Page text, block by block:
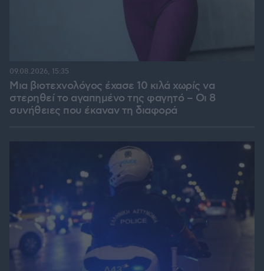
Μια βιοτεχνολόγος έχασε 10 κιλά χωρίς να
στερηθεί το αγαπημένο της φαγητό – Οι 8
συνήθειες που έκαναν τη διαφορά
09.08.2026, 15:35